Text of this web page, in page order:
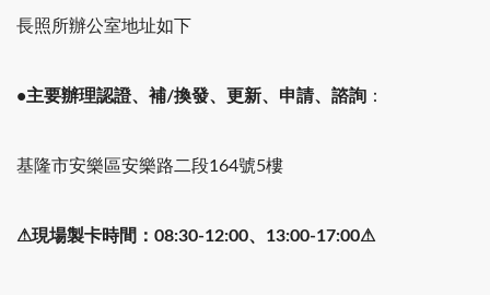
長照所辦公室地址如下
•主要辦理認證、補/換發、更新、申請、諮詢 ：
基隆市安樂區安樂路二段164號5樓
⚠現場製卡時間：08:30-12:00、13:00-17:00⚠